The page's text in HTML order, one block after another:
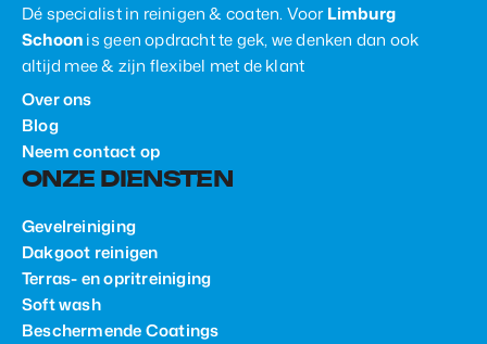
Dé specialist in reinigen & coaten. VoorLimburg
Schoonis geen opdracht te gek, we denken dan ook
altijd mee & zijn flexibel met de klant
Over ons
Blog
Neem contact op
ONZE DIENSTEN
Gevelreiniging
Dakgoot reinigen
Terras- en opritreiniging
Soft wash
Beschermende Coatings